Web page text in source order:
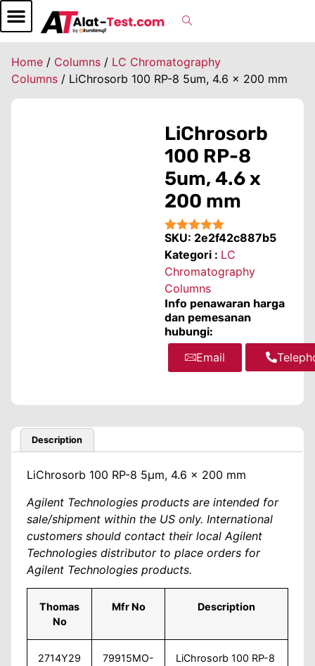
Home / Columns / LC Chromatography
Columns / LiChrosorb 100 RP-8 5um, 4.6 x 200 mm
LiChrosorb
100 RP-8
5um, 4.6 x
200 mm
★★★★★
SKU: 2e2f42c887b5
Kategori : LC
Chromatography
Columns
Info penawaran harga
dan pemesanan
hubungi:
Email
Description
LiChrosorb 100 RP-8 5µm, 4.6 x 200 mm
Agilent Technologies products are intended for
sale/shipment within the US only. International
customers should contact their local Agilent
Technologies distributor to place orders for
Agilent Technologies products.
Thomas
No
Mfr No Description
2714Y29
79915MO-
LiChrosorb 100 RP-8